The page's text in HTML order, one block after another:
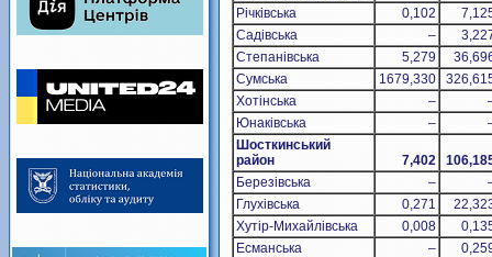
Річківська
0,102
Садівська
–
Степанівська
5,279
Сумська
1679,330
Хотінська
–
Юнаківська
–
Шосткинський
район
7,402
Березівська
–
Глухівська
0,271
Хутір-Михайлівська
0,008
Есманська
–